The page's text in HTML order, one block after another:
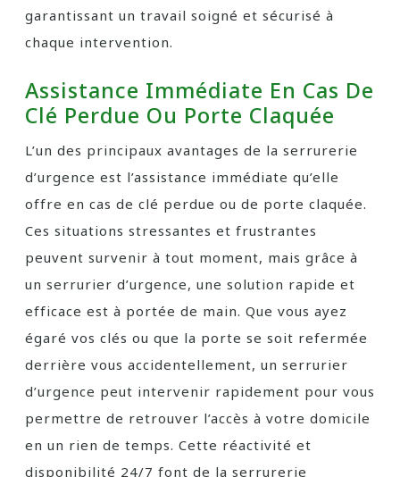
garantissant un travail soigné et sécurisé à
chaque intervention.
Assistance Immédiate En Cas De
Clé Perdue Ou Porte Claquée
L’un des principaux avantages de la serrurerie
d’urgence est l’assistance immédiate qu’elle
offre en cas de clé perdue ou de porte claquée.
Ces situations stressantes et frustrantes
peuvent survenir à tout moment, mais grâce à
un serrurier d’urgence, une solution rapide et
efficace est à portée de main. Que vous ayez
égaré vos clés ou que la porte se soit refermée
derrière vous accidentellement, un serrurier
d’urgence peut intervenir rapidement pour vous
permettre de retrouver l’accès à votre domicile
en un rien de temps. Cette réactivité et
disponibilité 24/7 font de la serrurerie